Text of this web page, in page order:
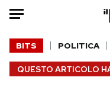
HOME
QUESTO ARTICOLO
BITS POLITICA